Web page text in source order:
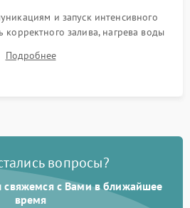
и запуск интенсивного
залива, нагрева воды
отсутствия посторонних шумов,
сухости в поддоне.
Подробнее
вопросы?
свяжемся с Вами в ближайшее
время